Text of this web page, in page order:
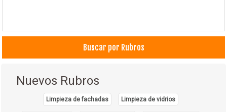
Buscar por Rubros
Nuevos Rubros
Limpieza de fachadas Limpieza de vidrios